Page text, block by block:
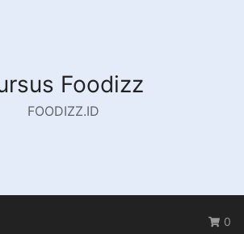
Foodizz
FOODIZZ.ID
0